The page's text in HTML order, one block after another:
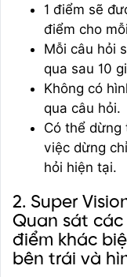
1 điểm sẽ
điểm cho
Mỗi câu hỏi
qua sau 10
Không có
qua câu hỏi.
Có thể dừng
việc dừng
hỏi hiện tại.
2. Super
Quan sát
điểm khác
bên trái và